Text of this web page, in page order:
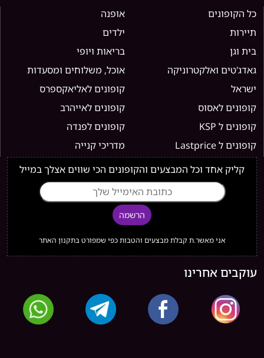
כל הקופונים
אופנה
תיירות
ילדים
בית וגן
בריאות ויופי
גאדג'טים ואלקטרוניקה
אוכל, משלוחים ומסעדות
ישראל
קופונים לאליאקספרס
קופונים לאסוס
קופונים לאייהרב
קופונים ל KSP
קופונים לפנדה
קופונים ל Lastprice
מדריכי קנייה
קליק אחד וכל המבצעים והקופונים הכי שווים אצלך במייל
הרשמה
אני מאשר.ת קבלת מבצעים והטבות כפי שמפורט בתקנון האתר
עוקבים אחרינו